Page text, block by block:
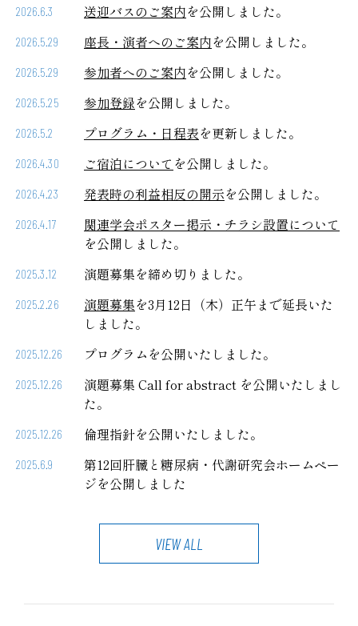
2026.6.3 送迎バスのご案内を公開しました。
2026.5.29 座長・演者へのご案内を公開しました。
2026.5.29 参加者へのご案内を公開しました。
2026.5.25 参加登録を公開しました。
2026.5.2 プログラム・日程表を更新しました。
2026.4.30 ご宿泊について を公開しました。
2026.4.23 発表時の利益相反の開示を公開しました。
2026.4.17
関連学会ポスター掲示・チラシ設置について
を公開しました。
2025.3.12 演題募集を締め切りました。
2025.2.26 演題募集を3月12日（木）正午まで延長いた
しました。
2025.12.26 プログラムを公開いたしました。
2025.12.26
演題募集 Call for abstract を公開いたしまし
た。
2025.12.26 倫理指針を公開いたしました。
2025.6.9
第12回肝臓と糖尿病・代謝研究会ホームペー
ジを公開しました
VIEW ALL